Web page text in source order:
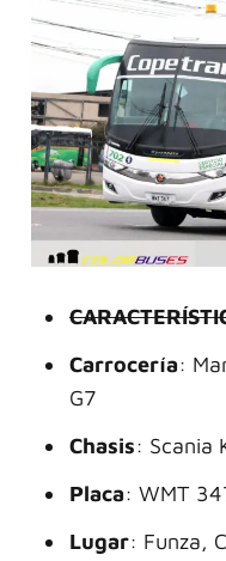
Carrocería:
G7
Chasis: Scania
Placa: WMT
Lugar: Funza,